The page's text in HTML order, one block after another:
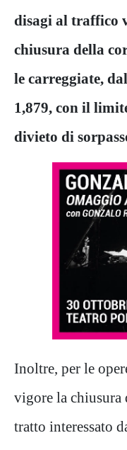
disagi al traffico
chiusura della
le carreggiate,
1,879, con il
divieto di
Inoltre, per le
vigore la chiusura
tratto interessato